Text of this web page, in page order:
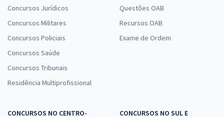
Concursos Jurídicos
Concursos Militares
Concursos Policiais
Concursos Saúde
Concursos Tribunais
Residência Multiprofissional
Questões OAB
Recursos OAB
Exame de Ordem
CONCURSOS NO CENTRO-
CONCURSOS NO SUL E